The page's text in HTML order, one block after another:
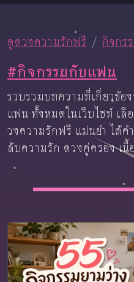
ดูดวงความรักฟรี กิจกร
#กิจกรรมกับแฟน
รวบรวมบทความที่เกี่ยวข้
แฟน ทั้งหมดในเว็บไซท์ เลื
วงความรักฟรี แม่นยำ ได้ค
ลับความรัก ดวงคู่ครอง เนื้